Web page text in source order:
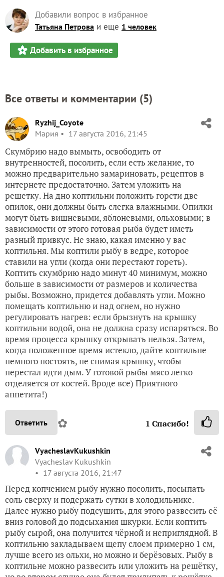
Добавили вопрос в избранное
Татьяна Петрова и еще 1 человек
Добавить в избранное
Все ответы и комментарии (5)
Ryzhij_Coyote
Мария
17 августа 2016, 21:45
Скумбрию надо вымыть, освободить от
внутренностей, посолить, если есть желание, то
можно предварительно замариновать, рецептов в
интернете предостаточно. Затем уложить на
решетку. На дно коптильни положить горсти две
опилок, они должны быть слегка влажными. Опилки
могут быть вишневыми, яблоневыми, ольховыми; в
зависимости от этого готовая рыба будет иметь
разный привкус. Не знаю, какая именно у вас
коптильня. Мы коптили рыбу в ведре, которое
ставили на угли (когда они перестают гореть).
Коптить скумбрию надо минут 40 минимум, можно
больше в зависимости от размеров и количества
рыбы. Возможно, придется добавлять угли. Можно
помещать коптильню и над огнем, но нужно
регулировать нагрев: если брызнуть на крышку
коптильни водой, она не должна сразу испаряться. Во
время процесса крышку открывать нельзя. Затем,
когда положенное время истекло, дайте коптильне
немного постоять, не снимая крышку, чтобы
перестал идти дым. У готовой рыбы мясо легко
отделяется от костей. Вроде все) Приятного
аппетита!)
Ответить ✿ 1 Спасибо!
VyacheslavKukushkin
Vyacheslav Kukushkin
17 августа 2016, 21:47
Перед копчением рыбу нужно посолить, посыпать
соль сверху и подержать сутки в холодильнике.
Далее нужно рыбу подсушить, для этого развесить её
вниз головой до подсыхания шкурки. Если коптить
рыбу сырой, она получится чёрной и неприглядной. В
коптильню закладываем щепу слоем примерно 1 см,
лучше всего из ольхи, но можно и берёзовых. Рыбу в
коптильне можно развесить или уложить на решётку,